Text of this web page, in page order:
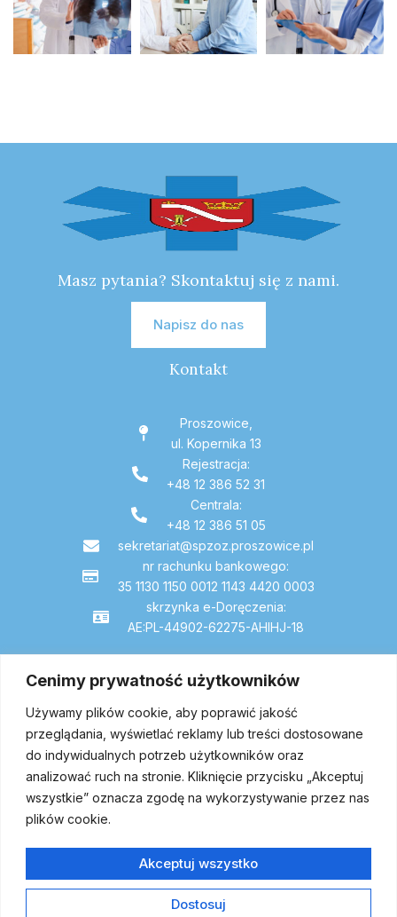
Cenimy prywatność użytkowników
Używamy plików cookie, aby poprawić jakość
przeglądania, wyświetlać reklamy lub treści dostosowane
do indywidualnych potrzeb użytkowników oraz
analizować ruch na stronie. Kliknięcie przycisku „Akceptuj
wszystkie” oznacza zgodę na wykorzystywanie przez nas
plików cookie.
Dostosuj
Akceptuj wszystko
Masz pytania? Skontaktuj się z nami.
Napisz do nas
Kontakt
Proszowice,
ul. Kopernika 13
Rejestracja:
+48 12 386 52 31
Centrala:
+48 12 386 51 05
sekretariat@spzoz.proszowice.pl
nr rachunku bankowego:
35 1130 1150 0012 1143 4420 0003
skrzynka e-Doręczenia:
AE:PL-44902-62275-AHIHJ-18
Dojazd